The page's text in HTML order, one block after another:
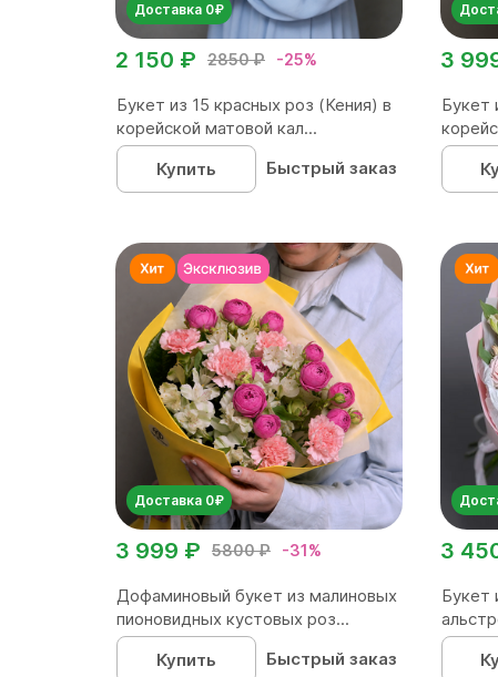
Доставка 0₽
2850 ₽ -25%
2 150 ₽
Букет из 15 красных роз (Кения) в
корейской матовой кал...
Купить
Быстрый заказ
3
Букет
Доставка 0₽
5800 ₽ -31%
3 999 ₽
Дофаминовый букет из малиновых
пионовидных кустовых роз...
Купить
Быстрый заказ
3
Букет